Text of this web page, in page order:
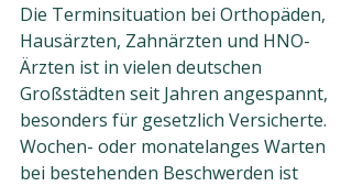
Die Terminsituation bei Orthopäden,
Hausärzten, Zahnärzten und HNO-
Ärzten ist in vielen deutschen
Großstädten seit Jahren angespannt,
besonders für gesetzlich Versicherte.
Wochen- oder monatelanges Warten
bei bestehenden Beschwerden ist